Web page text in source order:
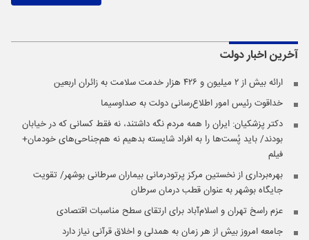
آخرین اخباردولت
ارائه بیش از ۲ میلیون و ۴۲۶ هزار خدمت سلامت به زائران اربعین
خداقوت رئیس امور اطلاع‌رسانی دولت به صداوسیما
دکتر پزشکیان: ایران را همه مردم نگه داشتند، نه فقط کسانی که در خیابان
بودند/ باید پُست‌ها را به افراد شایسته بدهیم نه هم‌جناحی‌های خودمان+
فیلم
بهره‌برداری از نخستین مرکز پرتودرمانی بیماران سرطانی بوشهر/ تقویت
جایگاه بوشهر به عنوان قطب درمان سرطان
عزم راسخ تهران و اسلام‌آباد برای ارتقای سطح مناسبات اقتصادی
جامعه امروز بیش از هر زمان به همدلی و اخلاق قرآنی نیاز دارد